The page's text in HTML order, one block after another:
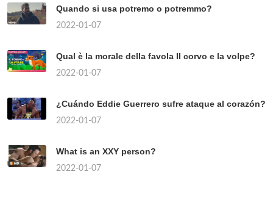
Quando si usa potremo o potremmo?
2022-01-07
Qual è la morale della favola Il corvo e la volpe?
2022-01-07
¿Cuándo Eddie Guerrero sufre ataque al corazón?
2022-01-07
What is an XXY person?
2022-01-07